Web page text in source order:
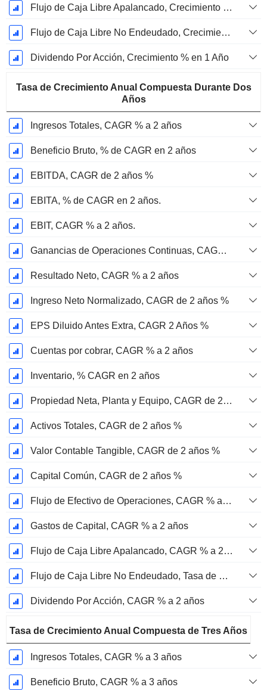
Flujo de Caja Libre Apalancado, Crecimiento de 1 Año %
Flujo de Caja Libre No Endeudado, Crecimiento de 1 Año %
Dividendo Por Acción, Crecimiento % en 1 Año
Tasa de Crecimiento Anual Compuesta Durante Dos
Años
Ingresos Totales, CAGR % a 2 años
Beneficio Bruto, % de CAGR en 2 años
EBITDA, CAGR de 2 años %
EBITA, % de CAGR en 2 años.
EBIT, CAGR % a 2 años.
Ganancias de Operaciones Continuas, CAGR % en 2 años
Resultado Neto, CAGR % a 2 años
Ingreso Neto Normalizado, CAGR de 2 años %
EPS Diluido Antes Extra, CAGR 2 Años %
Cuentas por cobrar, CAGR % a 2 años
Inventario, % CAGR en 2 años
Propiedad Neta, Planta y Equipo, CAGR de 2 años %
Activos Totales, CAGR de 2 años %
Valor Contable Tangible, CAGR de 2 años %
Capital Común, CAGR de 2 años %
Flujo de Efectivo de Operaciones, CAGR % a 2 años
Gastos de Capital, CAGR % a 2 años
Flujo de Caja Libre Apalancado, CAGR % a 2 años
Flujo de Caja Libre No Endeudado, Tasa de Crecimiento Anual Compuesta de 2 Años %
Dividendo Por Acción, CAGR % a 2 años
Tasa de Crecimiento Anual Compuesta de Tres Años
Ingresos Totales, CAGR % a 3 años
Beneficio Bruto, CAGR % a 3 años